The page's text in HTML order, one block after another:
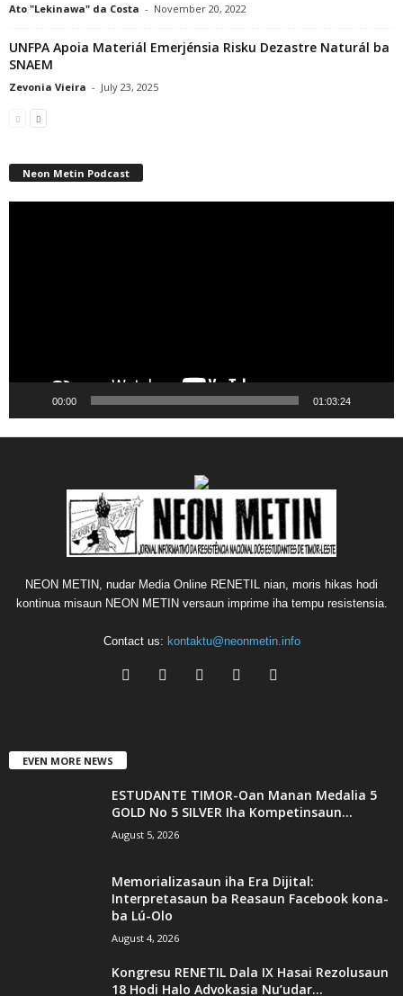
Ato "Lekinawa" da Costa - November 20, 2022
UNFPA Apoia Materiál Emerjénsia Risku Dezastre Naturál ba
SNAEM
Zevonia Vieira - July 23, 2025
Neon Metin Podcast
00:00 01:03:24
NEON METIN, nudar Media Online RENETIL nian, moris hikas hodi
kontinua misaun NEON METIN versaun imprime iha tempu resistensia.
Contact us: kontaktu@neonmetin.info
EVEN MORE NEWS
ESTUDANTE TIMOR-Oan Manan Medalia 5
GOLD No 5 SILVER Iha Kompetinsaun...
August 5, 2026
Memorializasaun iha Era Dijital:
Interpretasaun ba Reasaun Facebook kona-
ba Lú-Olo
August 4, 2026
Kongresu RENETIL Dala IX Hasai Rezolusaun
18 Hodi Halo Advokasia Nu’udar...